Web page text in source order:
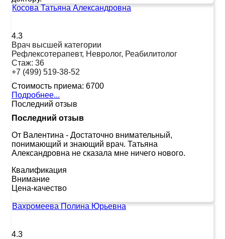
Косова Татьяна Александровна
4.3
Врач высшей категории
Рефлексотерапевт, Невролог, Реабилитолог
Стаж: 36
+7 (499) 519-38-52
Стоимость приема: 6700
Подробнее...
Последний отзыв
Последний отзыв
От Валентина - Достаточно внимательный,
понимающий и знающий врач. Татьяна
Александровна не сказала мне ничего нового.
Квалификация
Внимание
Цена-качество
Вахромеева Полина Юрьевна
4.3